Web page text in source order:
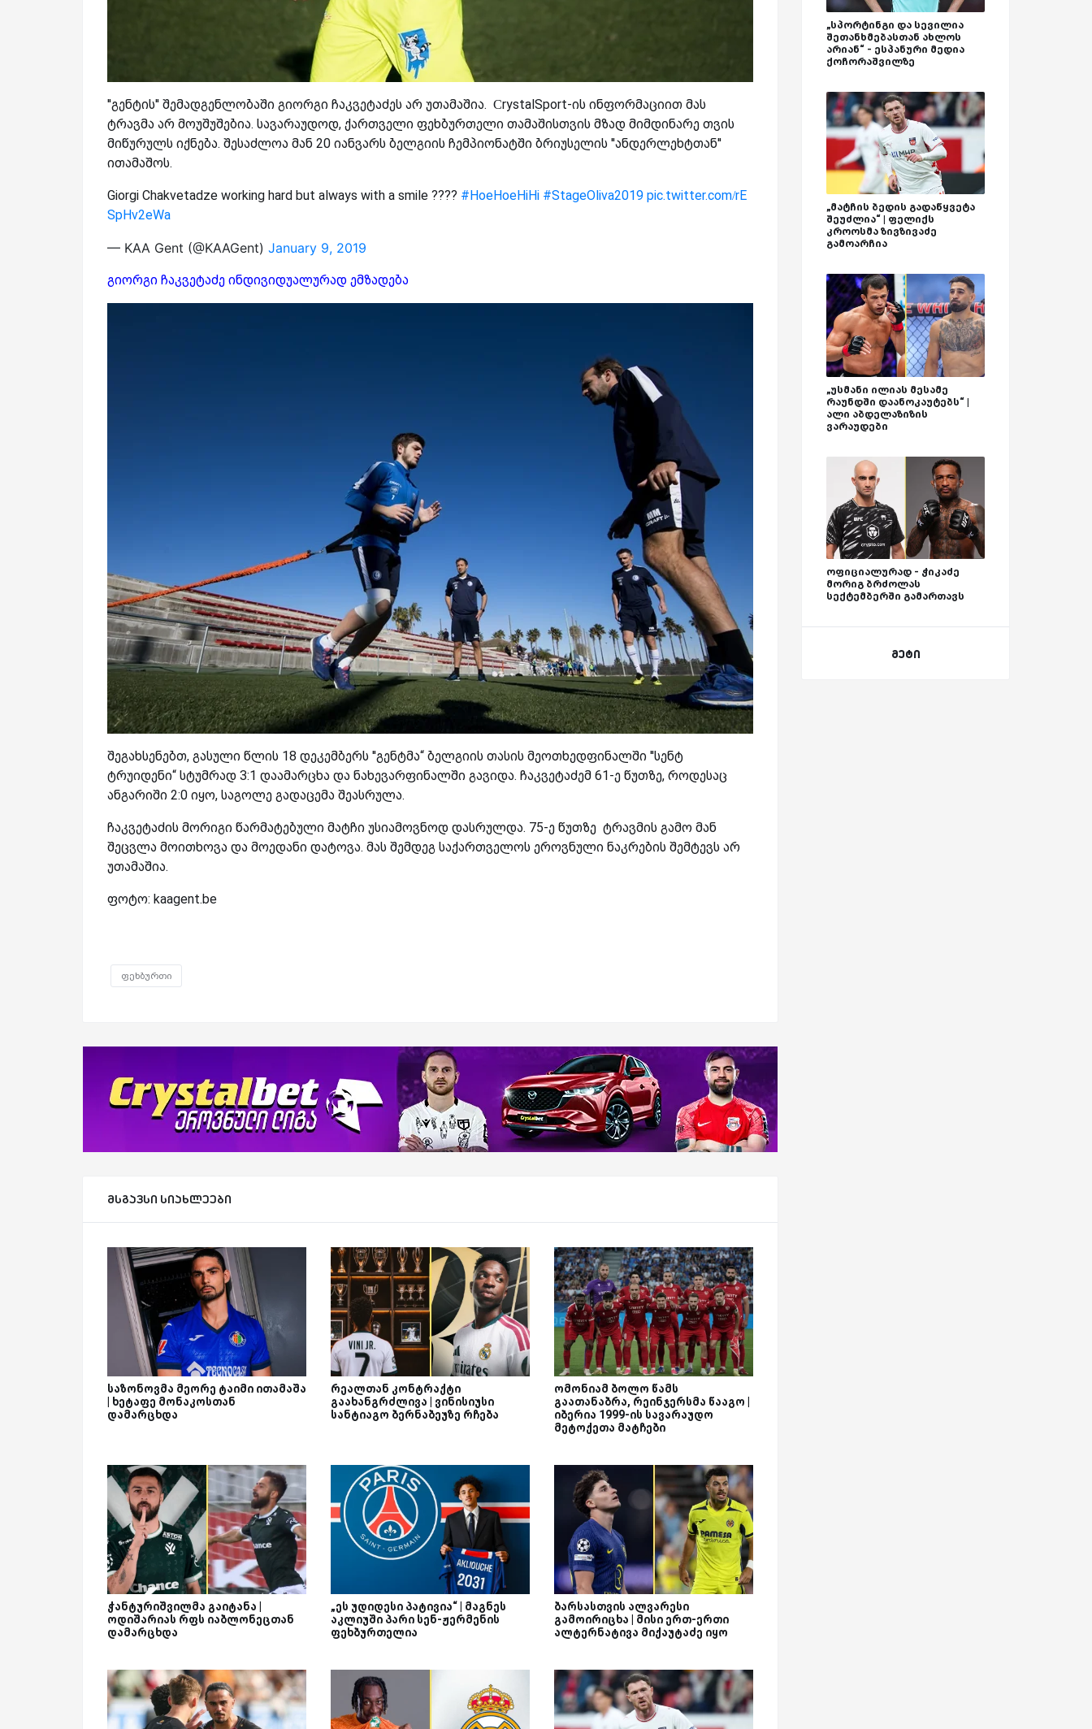
''გენტის'' შემადგენლობაში გიორგი ჩაკვეტაძეს არ უთამაშია. СrystalSport-ის ინფორმაციით მას
ტრავმა არ მოუშუშებია. სავარაუდოდ, ქართველი ფეხბურთელი თამაშისთვის მზად მიმდინარე თვის
მიწურულს იქნება. შესაძლოა მან 20 იანვარს ბელგიის ჩემპიონატში ბრიუსელის ''ანდერლეხტთან''
ითამაშოს.
Giorgi Chakvetadze working hard but always with a smile ???? #HoeHoeHiHi #StageOliva2019 pic.twitter.com/rE
SpHv2eWa
— KAA Gent (@KAAGent) January 9, 2019
გიორგი ჩაკვეტაძე ინდივიდუალურად ემზადება
შეგახსენებთ, გასული წლის 18 დეკემბერს ''გენტმა“ ბელგიის თასის მეოთხედფინალში ''სენტ
ტრუიდენი“ სტუმრად 3:1 დაამარცხა და ნახევარფინალში გავიდა. ჩაკვეტაძემ 61-ე წუთზე, როდესაც
ანგარიში 2:0 იყო, საგოლე გადაცემა შეასრულა.
ჩაკვეტაძის მორიგი წარმატებული მატჩი უსიამოვნოდ დასრულდა. 75-ე წუთზე ტრავმის გამო მან
შეცვლა მოითხოვა და მოედანი დატოვა. მას შემდეგ საქართველოს ეროვნული ნაკრების შემტევს არ
უთამაშია.
ფოტო: kaagent.be
ფეხბურთი
მსგავსი სიახლეები
საზონოვმა მეორე ტაიმი ითამაშა
| ხეტაფე მონაკოსთან
დამარცხდა
რეალთან კონტრაქტი
გაახანგრძლივა | ვინისიუსი
სანტიაგო ბერნაბეუზე რჩება
ომონიამ ბოლო წამს
გაათანაბრა, რეინჯერსმა წააგო |
იბერია 1999-ის სავარაუდო
მეტოქეთა მატჩები
ჭანტურიშვილმა გაიტანა |
ოდიშარიას რფს იაბლონეცთან
დამარცხდა
„ეს უდიდესი პატივია“ | მაგნეს
აკლიუში პარი სენ-ჟერმენის
ფეხბურთელია
ბარსასთვის ალვარესი
გამოირიცხა | მისი ერთ-ერთი
ალტერნატივა მიქაუტაძე იყო
„სპორტინგი და სევილია
შეთანხმებასთან ახლოს
არიან“ - ესპანური მედია
ქოჩორაშვილზე
„მატჩის ბედის გადაწყვეტა
შეუძლია“ | ფელიქს
კროოსმა ზივზივაძე
გამოარჩია
„უსმანი ილიას მესამე
რაუნდში დაანოკაუტებს“ |
ალი აბდელაზიზის
ვარაუდები
ოფიციალურად - ჭიკაძე
მორიგ ბრძოლას
სექტემბერში გამართავს
მეტი